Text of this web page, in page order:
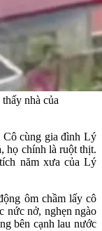
nhà của
Cô cùng gia đình Lý
họ chính là ruột thịt.
năm xưa của Lý
ôm chầm lấy cô
nức nở, nghẹn ngào
bên cạnh lau nước